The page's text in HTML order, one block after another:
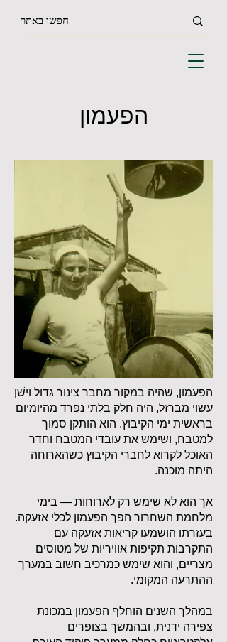
הפעמון
הפעמון, שהיה במקור מחבר צינור גדול וישׁן
עשוי מברזל, היה חלק בלתי נפרד מהיומיום
בראשית ימי הקיבוץ. הוא הותקן סמוך
למטבח, ושימש את עובדי המטבח וחדר
האוכל לקרוא לחברי הקיבוץ כשהארוחה
היתה מוכנה.
אך הוא לא שימש רק לארוחות — בימי
מלחמת השחרור הפך הפעמון לכלי אזעקה.
בעזרתו הושמעו קריאות אזעקה עם
התקרבות תקיפות אוויריות של מטוסים
מצריים, והוא שימש כמרכיב חשוב במערך
ההתרעה המקומי.
במהלך השנים הוחלף הפעמון במכונת
צפירה ידנית, ובהמשך בצופרים